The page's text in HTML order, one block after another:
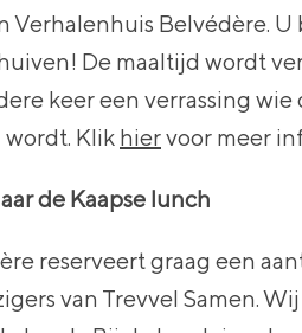
Verhalenhuis Belvédère.
De maaltijd wordt
keer een verrassing
wordt. Klik hiervoor meer
de Kaapse lunch
reserveert graag een
van Trevvel Samen.